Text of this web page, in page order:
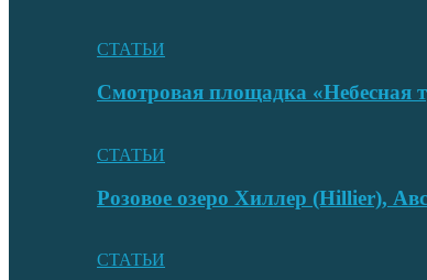
СТАТЬИ
Смотровая площадка
СТАТЬИ
Розовое озеро Хиллер (Hillier),
СТАТЬИ